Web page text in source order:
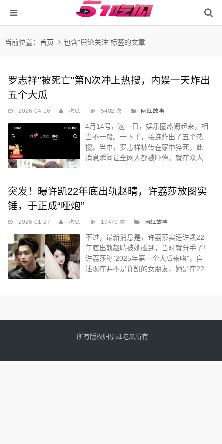
当前位置： 首页 包含"舆论关注"标签的文章
罗志祥"被死亡"第N次冲上热搜，内娱一天炸出
五个大瓜
2026-04-16 吃瓜 5402 次 网红故事
4月14号，这一日，娱乐圈热闹起来，相
当不一般。一下子，接连炸出了五个热
搜。当中，罗志祥被传在家中猝死，此
消息瞬间让全网人都被吓懵。就在众人
突发！曝许凯22年底出轨赵晴，许荔莎放图实
锤，于正成“哑炮”
2026-01-27 吃瓜 19479 次 网红故事
不过，最新消息是，许荔莎实锤许凯22
年底出轨赵晴被她碰到，当时就分手了!
许荔莎称“2025年第一个大瓜来咯”，自
述现在并不是许凯的女朋友，她是在22
所有版权归原51吃瓜所有